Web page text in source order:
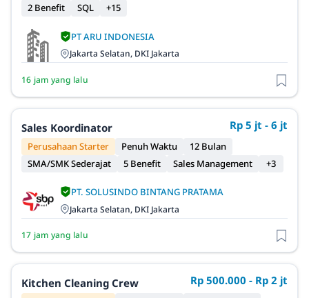
2 Benefit
SQL +15
PT ARU INDONESIA
Jakarta Selatan, DKI Jakarta
16 jam yang lalu
Sales Koordinator Rp 5 jt - 6 jt
Perusahaan Starter Penuh Waktu
12 Bulan
SMA/SMK Sederajat
5 Benefit Sales Management +3
PT. SOLUSINDO BINTANG PRATAMA
Jakarta Selatan, DKI Jakarta
17 jam yang lalu
Kitchen Cleaning Crew Rp 500.000 - Rp 2 jt